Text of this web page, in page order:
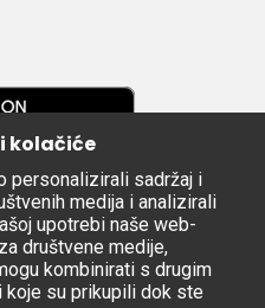
kolačiće
personalizirali sadržaj i
medija i analizirali
upotrebi naše web-
društvene medije,
kombinirati s drugim
su prikupili dok ste